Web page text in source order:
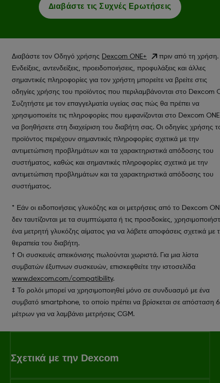
Διαβάστε τις Συχνές Ερωτήσεις
Διαβάστε τον Οδηγό χρήσης Dexcom ONE+
πριν από τη χρήση.
Ενδείξεις, αντενδείξεις, προειδοποιήσεις, προφυλάξεις και άλλες
σημαντικές πληροφορίες για τον χρήστη μπορείτε να βρείτε στις
οδηγίες χρήσης του προϊόντος που περιλαμβάνονται στο Dexcom
Συζητήστε με τον επαγγελματία υγείας σας πώς θα πρέπει να
χρησιμοποιείτε τις πληροφορίες που εμφανίζονται στο Dexcom ONE
να βοηθήσετε στη διαχείριση του διαβήτη σας. Οι οδηγίες χρήσης
προϊόντος περιέχουν σημαντικές πληροφορίες σχετικά με την
αντιμετώπιση προβλημάτων και τα χαρακτηριστικά απόδοσης του
συστήματος, καθώς και σημαντικές πληροφορίες σχετικά με την
αντιμετώπιση προβλημάτων και τα χαρακτηριστικά απόδοσης του
συστήματος.
* Εάν οι ειδοποιήσεις γλυκόζης και οι μετρήσεις από το Dexcom
δεν ταυτίζονται με τα συμπτώματα ή τις προσδοκίες,
ένα μετρητή γλυκόζης αίματος για να λάβετε αποφάσεις σχετικά με
θεραπεία του διαβήτη.
† Οι συσκευές απεικόνισης πωλούνται χωριστά. Για μια λίστα
συμβατών έξυπνων συσκευών, επισκεφθείτε την ιστοσελίδα
www.dexcom.com/compatibility.
‡ Το ρολόι μπορεί να χρησιμοποιηθεί μόνο σε συνδυασμό με ένα
συμβατό smartphone, το οποίο πρέπει να βρίσκεται σε απόσταση 6
μέτρων για να λαμβάνει μετρήσεις CGM.
Σχετικά με την Dexcom